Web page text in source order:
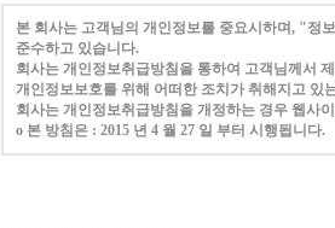
본 회사는 고객님의 개인정보를 중요시하며, "정
준수하고 있습니다.
회사는 개인정보취급방침을 통하여 고객님께서
개인정보보호를 위해 어떠한 조치가 취해지고 있
회사는 개인정보취급방침을 개정하는 경우 웹사
ο 본 방침은 : 2015 년 4 월 27 일 부터 시행됩니다.